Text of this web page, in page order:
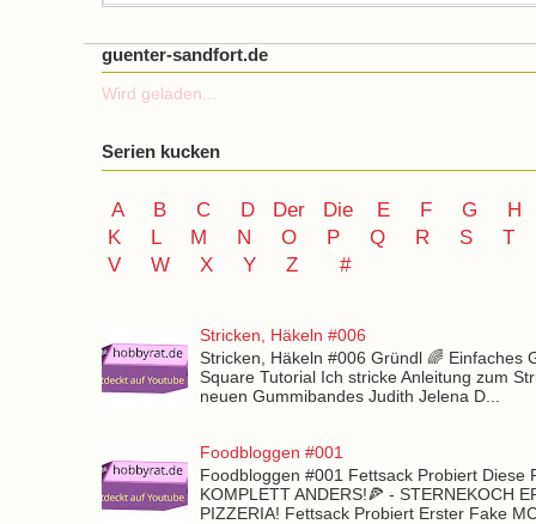
guenter-sandfort.de
Wird geladen...
Serien kucken
A B C D Der Die E F G
H
K
L M N O P Q R S
T
V
W X Y Z #
Stricken, Häkeln #006
Stricken, Häkeln #006 Gründl 🌈 Einfaches
Square Tutorial Ich stricke Anleitung zum
neuen Gummibandes Judith Jelena D...
Foodbloggen #001
Foodbloggen #001 Fettsack Probiert Diese
KOMPLETT ANDERS!🍕 - STERNEKOCH
PIZZERIA! Fettsack Probiert Erster Fake